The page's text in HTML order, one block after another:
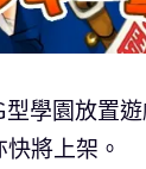
型學園放置
將上架。